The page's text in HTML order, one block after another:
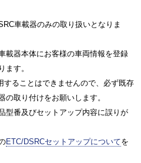
車載器のみの取り扱いとなりま
載器本体にお客様の車両情報を登録
ます。
ることはできませんので、必ず既存
取り付けをお願いします。
型番及びセットアップ内容に誤りが
ETC/DSRCセットアップについてを